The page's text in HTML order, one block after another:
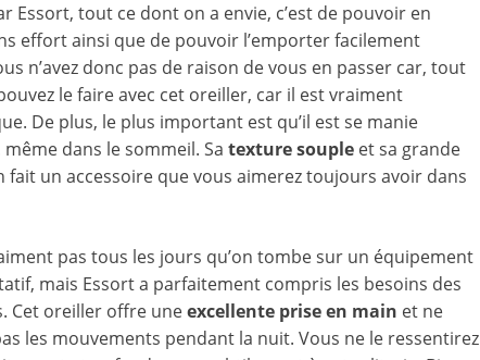
Essort, tout ce dont on a envie, c’est de pouvoir en
effort ainsi que de pouvoir l’emporter facilement
n’avez donc pas de raison de vous en passer car, tout
le faire avec cet oreiller, car il est vraiment
De plus, le plus important est qu’il est se manie
dans le sommeil. Sa texture souple et sa grande
fait un accessoire que vous aimerez toujours avoir dans
pas tous les jours qu’on tombe sur un équipement
mais Essort a parfaitement compris les besoins des
Cet oreiller offre uneexcellente prise en main et ne
les mouvements pendant la nuit. Vous ne le ressentirez